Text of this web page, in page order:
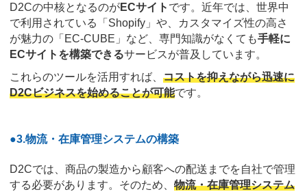
D2Cの中核となるのがECサイト です。近年では、世界中
で利用されている「Shopify」や、カスタマイズ性の高さ
が魅力の「EC-CUBE」など、専門知識がなくても手軽に
ECサイトを構築できるサービスが普及しています。
これらのツールを活用すれば、 コストを抑えながら迅速に
D2Cビジネスを始めることが可能です。
●3.物流・在庫管理システムの構築
D2Cでは、商品の製造から顧客への配送までを自社で管理
する必要があります。そのため、 物流・在庫管理システム